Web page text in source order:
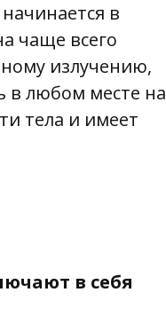
в
чаще всего
излучению,
в любом месте на
тела и имеет
в себя